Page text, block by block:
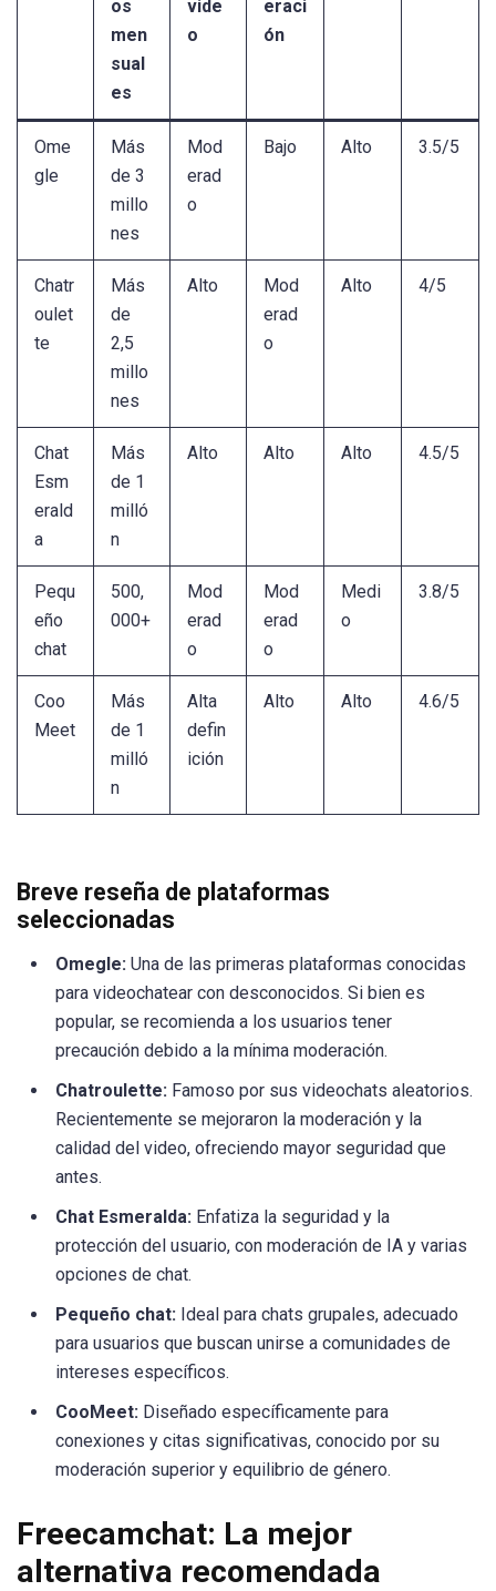
os
men
sual
es
vide
o
eraci
ón
Ome
gle
Más
de 3
millo
nes
Mod
erad
o
Bajo Alto 3.5/5
Chatr
oulet
te
Más
de
2,5
millo
nes
Alto
Mod
erad
o
Alto 4/5
Chat
Esm
erald
a
Más
de 1
milló
n
Alto Alto Alto 4.5/5
Pequ
eño
chat
500,
000+
Mod
erad
o
Mod
erad
o
Medi
o
3.8/5
Coo
Meet
Más
de 1
milló
n
Alta
defin
ición
Alto Alto 4.6/5
Breve reseña de plataformas
seleccionadas
Omegle: Una de las primeras plataformas conocidas
para videochatear con desconocidos. Si bien es
popular, se recomienda a los usuarios tener
precaución debido a la mínima moderación.
Chatroulette: Famoso por sus videochats aleatorios.
Recientemente se mejoraron la moderación y la
calidad del video, ofreciendo mayor seguridad que
antes.
Chat Esmeralda: Enfatiza la seguridad y la
protección del usuario, con moderación de IA y varias
opciones de chat.
Pequeño chat: Ideal para chats grupales, adecuado
para usuarios que buscan unirse a comunidades de
intereses específicos.
CooMeet: Diseñado específicamente para
conexiones y citas significativas, conocido por su
moderación superior y equilibrio de género.
Freecamchat: La mejor
alternativa recomendada